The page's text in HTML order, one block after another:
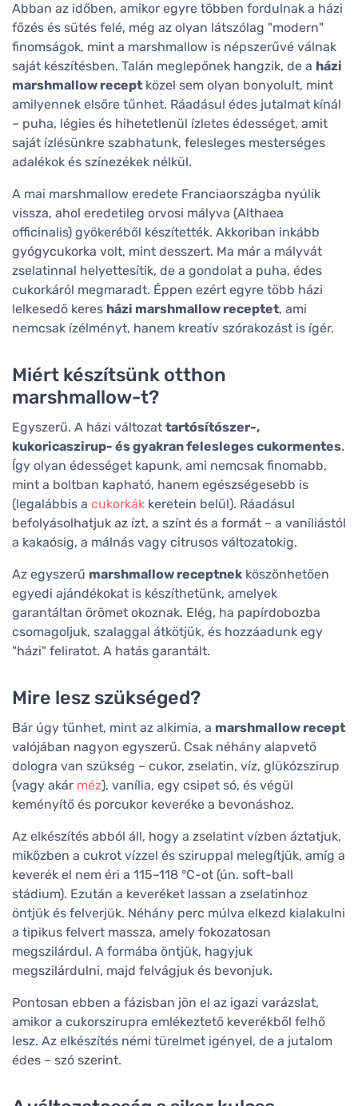
Abban az időben, amikor egyre többen fordulnak a házi
főzés és sütés felé, még az olyan látszólag "modern"
finomságok, mint a marshmallow is népszerűvé válnak
saját készítésben. Talán meglepőnek hangzik, de a házi
marshmallow recept közel sem olyan bonyolult, mint
amilyennek elsőre tűnhet. Ráadásul édes jutalmat kínál
– puha, légies és hihetetlenül ízletes édességet, amit
saját ízlésünkre szabhatunk, felesleges mesterséges
adalékok és színezékek nélkül.
A mai marshmallow eredete Franciaországba nyúlik
vissza, ahol eredetileg orvosi mályva (Althaea
officinalis) gyökeréből készítették. Akkoriban inkább
gyógycukorka volt, mint desszert. Ma már a mályvát
zselatinnal helyettesítik, de a gondolat a puha, édes
cukorkáról megmaradt. Éppen ezért egyre több házi
lelkesedő keres házi marshmallow receptet, ami
nemcsak ízélményt, hanem kreatív szórakozást is ígér.
Miért készítsünk otthon
marshmallow-t?
Egyszerű. A házi változat tartósítószer-,
kukoricaszirup- és gyakran felesleges cukormentes.
Így olyan édességet kapunk, ami nemcsak finomabb,
mint a boltban kapható, hanem egészségesebb is
(legalábbis a cukorkák keretein belül). Ráadásul
befolyásolhatjuk az ízt, a színt és a formát – a vaníliástól
a kakaósig, a málnás vagy citrusos változatokig.
Az egyszerű marshmallow receptnek köszönhetően
egyedi ajándékokat is készíthetünk, amelyek
garantáltan örömet okoznak. Elég, ha papírdobozba
csomagoljuk, szalaggal átkötjük, és hozzáadunk egy
"házi" feliratot. A hatás garantált.
Mire lesz szükséged?
Bár úgy tűnhet, mint az alkimia, a marshmallow recept
valójában nagyon egyszerű. Csak néhány alapvető
dologra van szükség – cukor, zselatin, víz, glükózszirup
(vagy akár méz), vanília, egy csipet só, és végül
keményítő és porcukor keveréke a bevonáshoz.
Az elkészítés abból áll, hogy a zselatint vízben áztatjuk,
miközben a cukrot vízzel és sziruppal melegítjük, amíg a
keverék el nem éri a 115–118 °C-ot (ún. soft-ball
stádium). Ezután a keveréket lassan a zselatinhoz
öntjük és felverjük. Néhány perc múlva elkezd kialakulni
a tipikus felvert massza, amely fokozatosan
megszilárdul. A formába öntjük, hagyjuk
megszilárdulni, majd felvágjuk és bevonjuk.
Pontosan ebben a fázisban jön el az igazi varázslat,
amikor a cukorszirupra emlékeztető keverékből felhő
lesz. Az elkészítés némi türelmet igényel, de a jutalom
édes – szó szerint.